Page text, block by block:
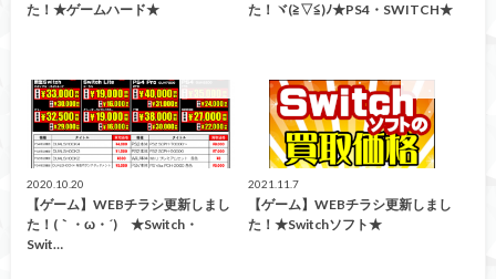
た！★ゲームハード★
た！ヾ(≧▽≦)ﾉ★PS4・SWITCH★
買取告知
2020.10.20
【ゲーム】WEBチラシ更新しまし
た！(｀・ω・´)ゞ★Switch・
Swit…
買取告知
2021.11.7
【ゲーム】WEBチラシ更新しまし
た！★Switchソフト★